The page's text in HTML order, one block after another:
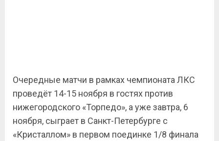
Очередные матчи в рамках чемпионата ЛКС
проведёт 14-15 ноября в гостях против
нижегородского «Торпедо», а уже завтра, 6
ноября, сыграет в Санкт-Петербурге с
«Кристаллом» в первом поединке 1/8 финала